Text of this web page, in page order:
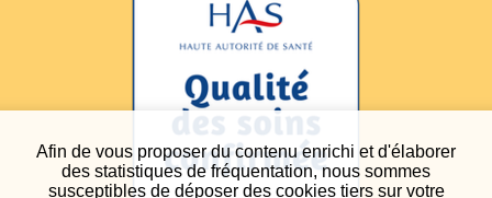
Afin de vous proposer du contenu enrichi et d'élaborer
des statistiques de fréquentation, nous sommes
susceptibles de déposer des cookies tiers sur votre